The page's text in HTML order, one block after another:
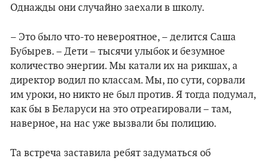
Однажды они случайно заехали в школу.
– Это было что-то невероятное, – делится Саша
Бубырев. – Дети – тысячи улыбок и безумное
количество энергии. Мы катали их на рикшах, а
директор водил по классам. Мы, по сути, сорвали
им уроки, но никто не был против. Я тогда подумал,
как бы в Беларуси на это отреагировали – там,
наверное, на нас уже вызвали бы полицию.
Та встреча заставила ребят задуматься об